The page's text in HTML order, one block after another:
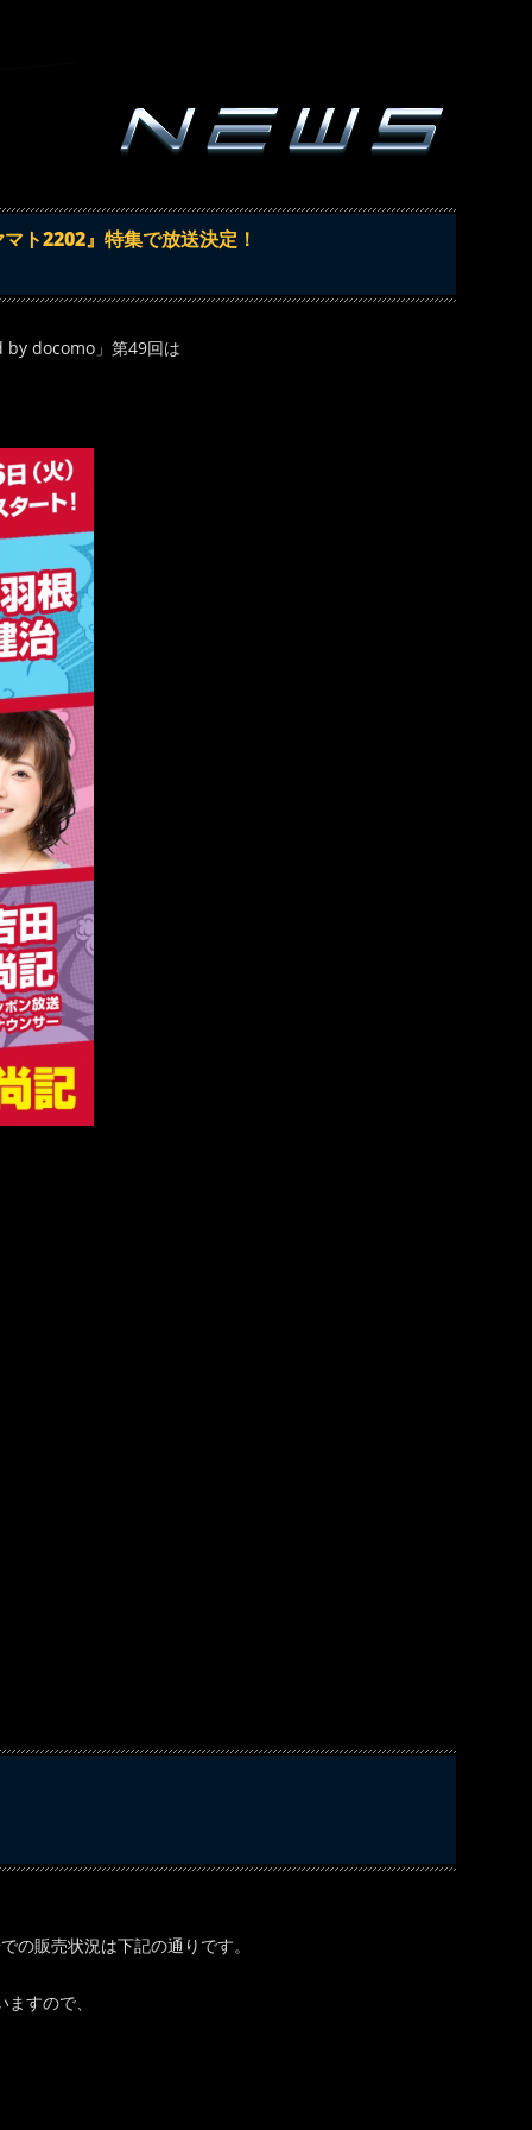
ト2202』特集で放送決定！
by docomo」第49回は
の販売状況は下記の通りです。
すので、